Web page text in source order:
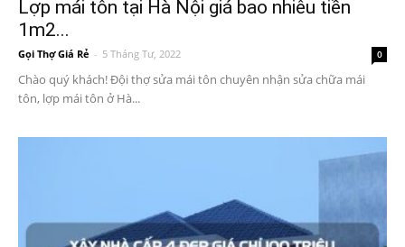
Lợp mái tôn tại Hà Nội giá bao nhiêu tiền
1m2...
Gọi Thợ Giá Rẻ - 5 Tháng Tư, 2022 0
Chào quý khách! Đội thợ sửa mái tôn chuyên nhận sửa chữa mái
tôn, lợp mái tôn ở Hà...